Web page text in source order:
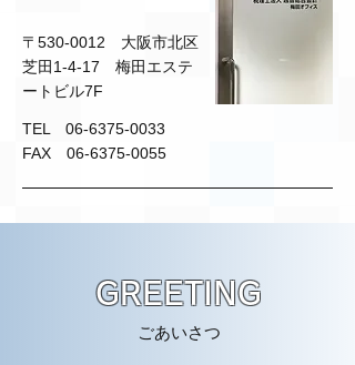
〒530-0012 大阪市北区
芝田1-4-17 梅田エステ
ートビル7F
TEL
06-6375-0033
FAX 06-6375-0055
GREETING
ごあいさつ